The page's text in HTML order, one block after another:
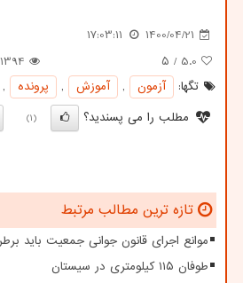
1400/04/21
17:03:11
5.0 / ۵
1394
تگها:
آزمون , آموزش , پرونده ,
مطلب را می پسندید؟
(1)
تازه ترین مطالب مرتبط
موانع اجرای قانون جوانی جمعیت باید
طوفان ۱۱۵ کیلومتری در سیستان